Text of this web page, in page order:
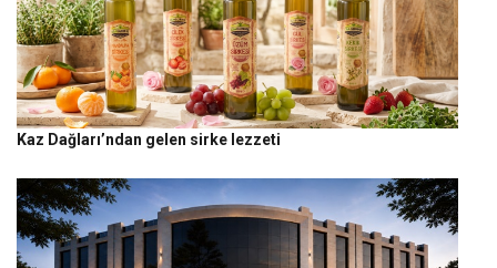
Kaz Dağları’ndan gelen sirke lezzeti